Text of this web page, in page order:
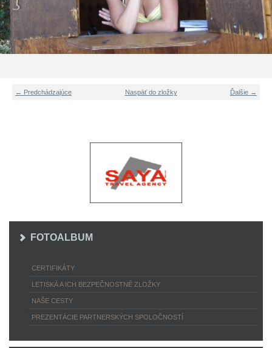
← Predchádzajúce Ďalšie →
Naspäť do zložky
FOTOALBUM
CERTIFIKÁTY
LETISKÁ A ICH BEZPEČNOSTNÉ ZLOŽKY
NAŠE CESTY
PREZENTÁCIE PARTNERSKÝCH SPOLOČNOSTÍ